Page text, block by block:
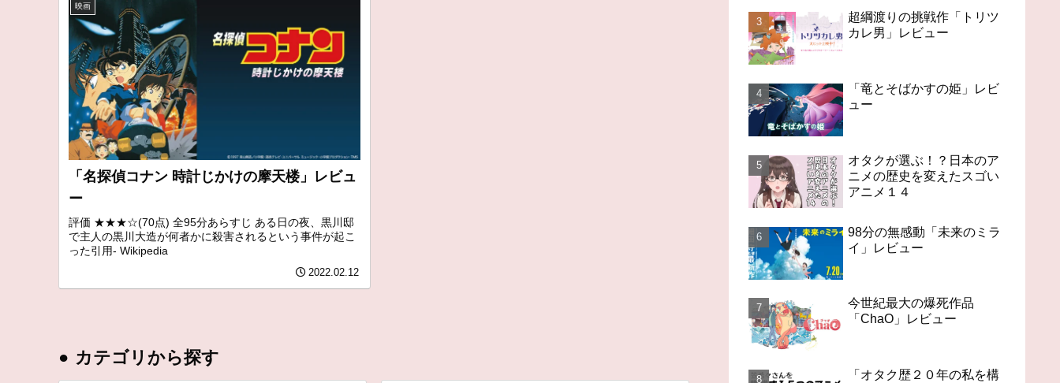
映画
「名探偵コナン 時計じかけの摩天楼」レビュ
ー
評価 ★★★☆(70点) 全95分あらすじ ある日の夜、黒川邸
で主人の黒川大造が何者かに殺害されるという事件が起こ
った引用- Wikipedia
2022.02.12
● カテゴリから探す
超綱渡りの挑戦作「トリツ
カレ男」レビュー
「竜とそばかすの姫」レビ
ュー
オタクが選ぶ！？日本のア
ニメの歴史を変えたスゴい
アニメ１４
98分の無感動「未来のミラ
イ」レビュー
今世紀最大の爆死作品
「ChaO」レビュー
「オタク歴２０年の私を構